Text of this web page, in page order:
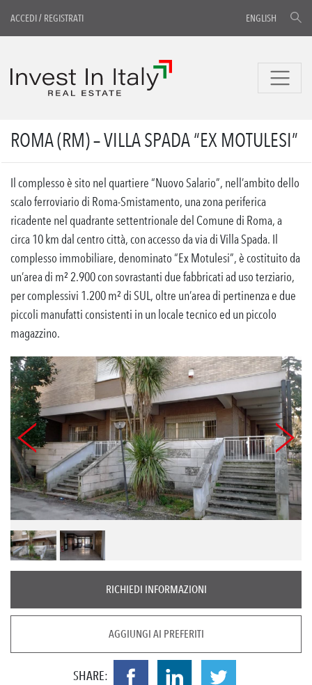
ACCEDI/ REGISTRATI ENGLISH
ROMA (RM) – VILLA SPADA “EX MOTULESI”
Il complesso è sito nel quartiere “Nuovo Salario”, nell’ambito dello
scalo ferroviario di Roma-Smistamento, una zona periferica
ricadente nel quadrante settentrionale del Comune di Roma, a
circa 10 km dal centro città, con accesso da via di Villa Spada. Il
complesso immobiliare, denominato “Ex Motulesi”, è costituito da
un’area di m² 2.900 con sovrastanti due fabbricati ad uso terziario,
per complessivi 1.200 m² di SUL, oltre un’area di pertinenza e due
piccoli manufatti consistenti in un locale tecnico ed un piccolo
magazzino.
RICHIEDI INFORMAZIONI
AGGIUNGI AI PREFERITI
SHARE: